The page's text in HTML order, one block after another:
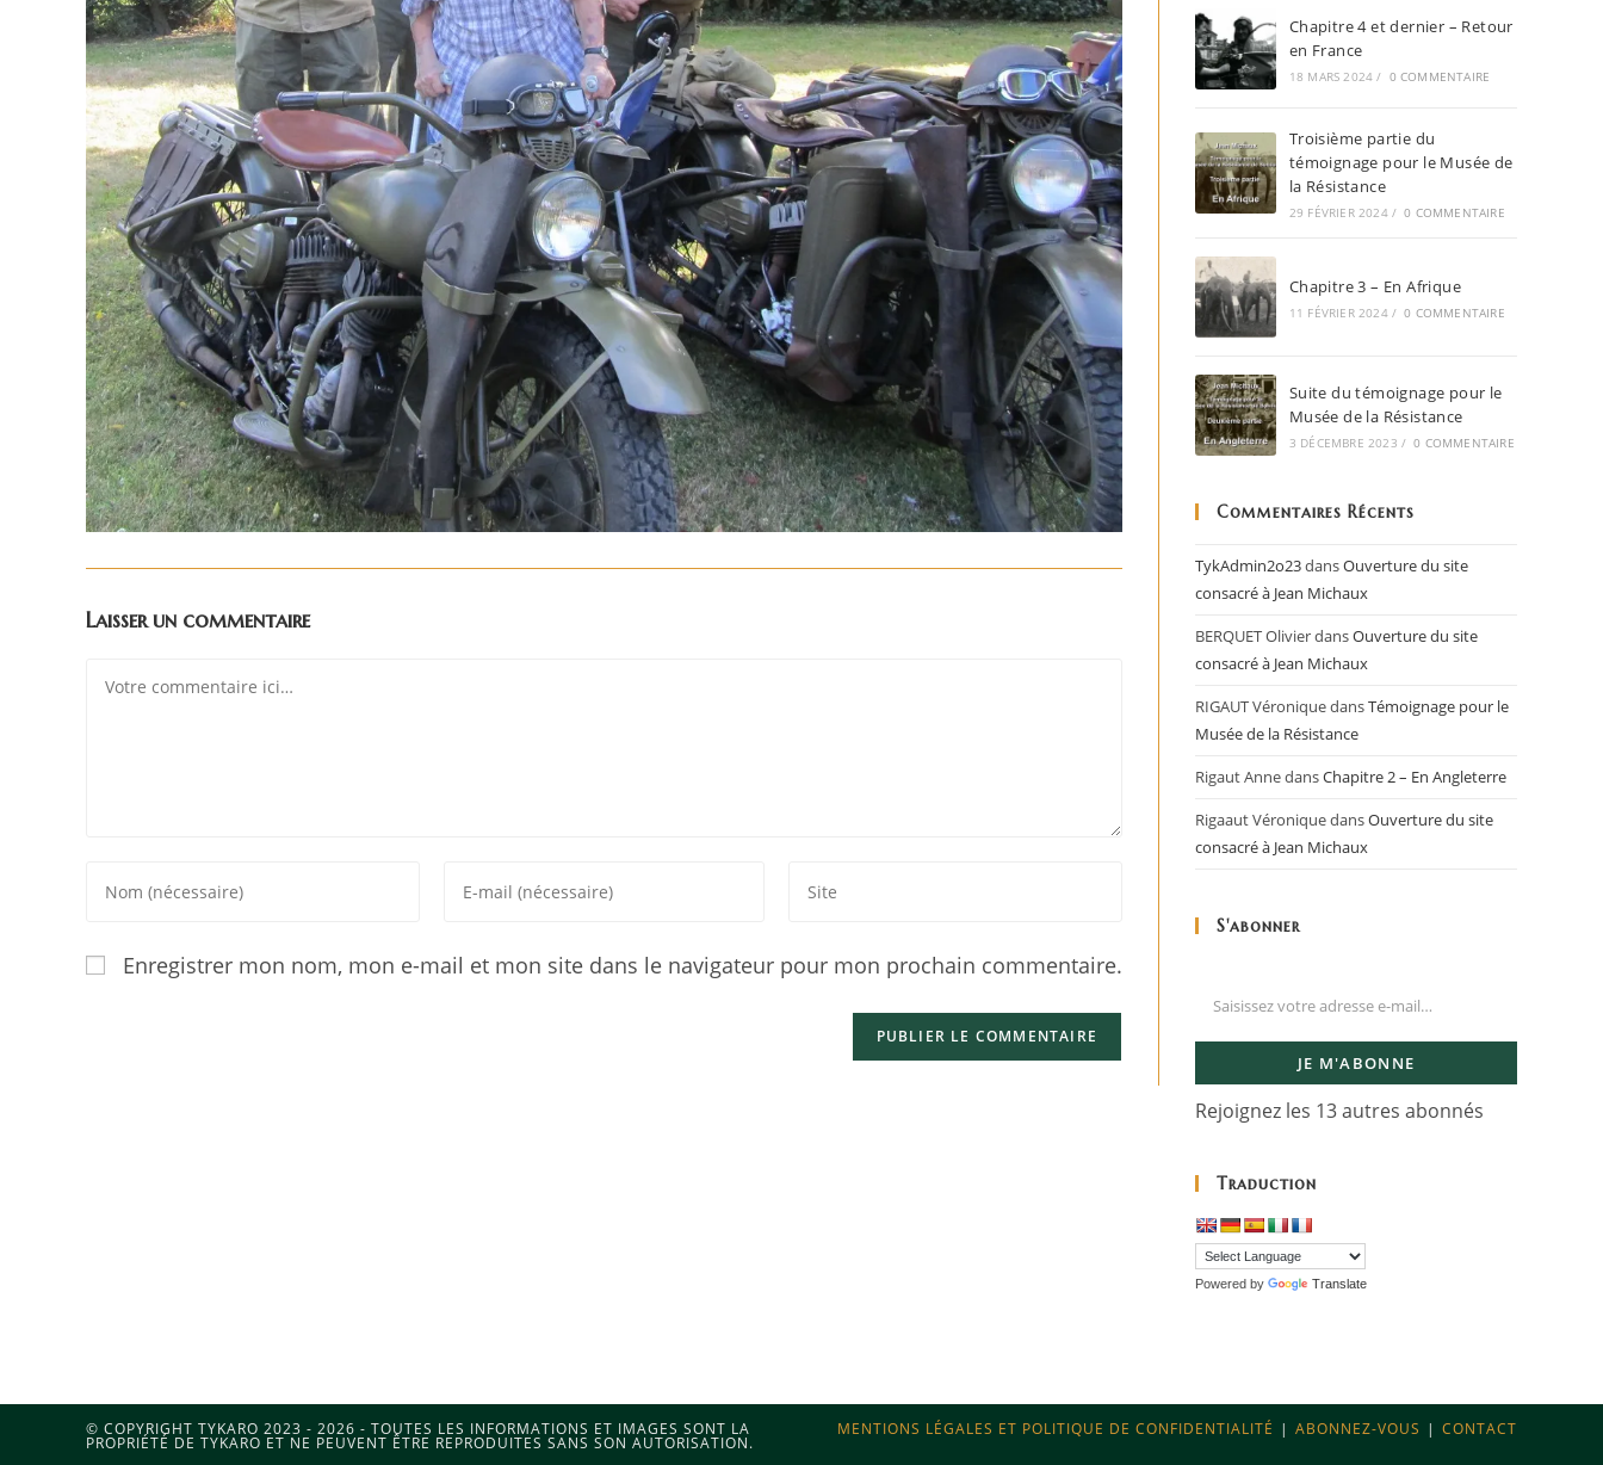
Laisser un commentaire
Enregistrer mon nom, mon e-mail et mon site dans le navigateur pour mon prochain commentaire.
Chapitre 4 et dernier – Retour
en France
18 MARS 2024 / 0 COMMENTAIRE
Troisième partie du
témoignage pour le Musée de
la Résistance
29 FÉVRIER 2024 / 0 COMMENTAIRE
Chapitre 3 – En Afrique
11 FÉVRIER 2024 / 0 COMMENTAIRE
Suite du témoignage pour le
Musée de la Résistance
3 DÉCEMBRE 2023 / 0 COMMENTAIRE
Commentaires Récents
TykAdmin2o23dansOuverture du site
consacré à Jean Michaux
BERQUET OlivierdansOuverture du site
consacré à Jean Michaux
RIGAUT VéroniquedansTémoignage pour le
Musée de la Résistance
Rigaut AnnedansChapitre 2 – En Angleterre
Rigaaut VéroniquedansOuverture du site
consacré à Jean Michaux
S'abonner
JE M'ABONNE
Rejoignez les 13 autres abonnés
Traduction
Powered by Translate
MENTIONS LÉGALES ET POLITIQUE DE CONFIDENTIALITÉ ABONNEZ-VOUS CONTACT
© COPYRIGHT TYKARO 2023 - 2026 - TOUTES LES INFORMATIONS ET IMAGES SONT LA
PROPRIÉTÉ DE TYKARO ET NE PEUVENT ÊTRE REPRODUITES SANS SON AUTORISATION.